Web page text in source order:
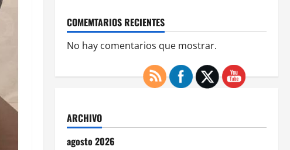
COMEMTARIOS RECIENTES
No hay comentarios que mostrar.
ARCHIVO
agosto 2026